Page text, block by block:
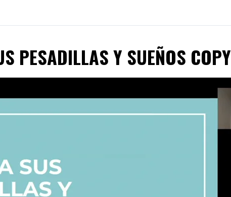
PESADILLAS Y SUEÑOS COPY